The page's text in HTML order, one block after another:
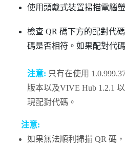
使用頭戴式裝置掃描電腦
檢查 QR 碼下方的配對代
碼是否相符。如果配對代
注意: 只有在使用
版本以及VIVE Hub 1.2.1
現配對代碼。
注意:
如果無法順利掃描 QR 碼